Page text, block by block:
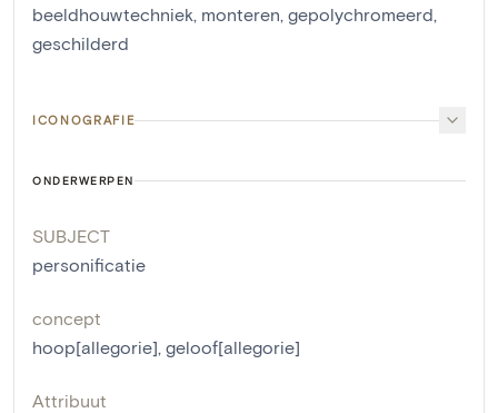
beeldhouwtechniek, monteren, gepolychromeerd,
geschilderd
ICONOGRAFIE
ONDERWERPEN
SUBJECT
personificatie
concept
hoop[allegorie], geloof[allegorie]
Attribuut